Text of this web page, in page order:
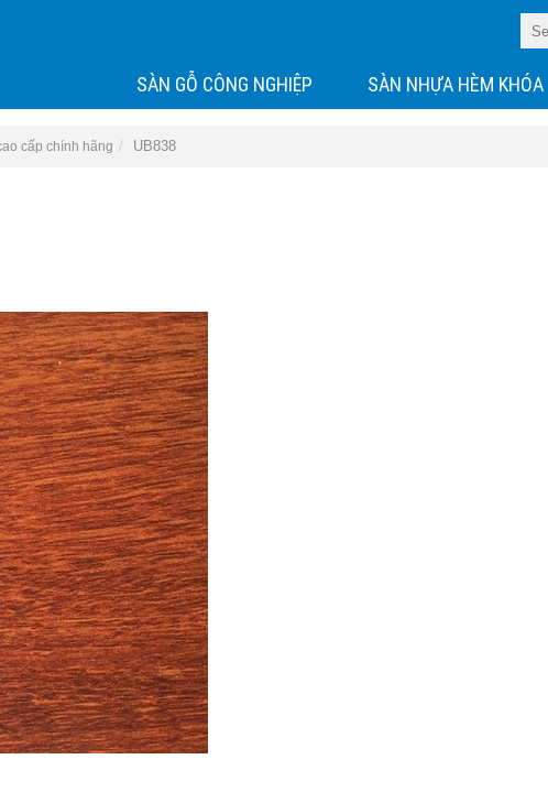
SÀN GỖ CÔNG NGHIỆP SÀN NHỰA HÈM KHÓA
cấp chính hãng UB838